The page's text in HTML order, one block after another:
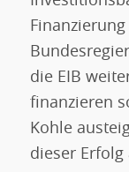
die EIB
finanzieren
Kohle
dieser Erfolg